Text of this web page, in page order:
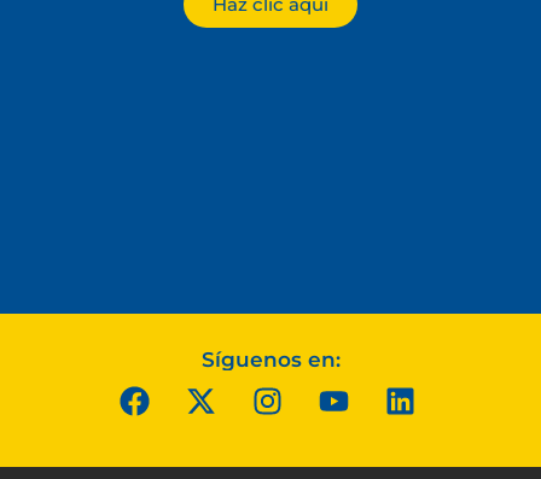
Síguenos en: